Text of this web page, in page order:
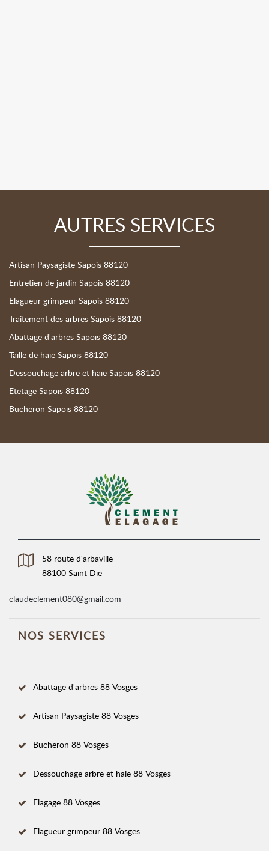
AUTRES SERVICES
Artisan Paysagiste Sapois 88120
Entretien de jardin Sapois 88120
Elagueur grimpeur Sapois 88120
Traitement des arbres Sapois 88120
Abattage d'arbres Sapois 88120
Taille de haie Sapois 88120
Dessouchage arbre et haie Sapois 88120
Etetage Sapois 88120
Bucheron Sapois 88120
58 route d'arbaville
88100 Saint Die
claudeclement080@gmail.com
NOS SERVICES
Abattage d'arbres 88 Vosges
Artisan Paysagiste 88 Vosges
Bucheron 88 Vosges
Dessouchage arbre et haie 88 Vosges
Elagage 88 Vosges
Elagueur grimpeur 88 Vosges